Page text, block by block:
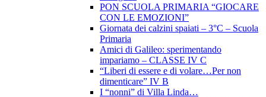
PON SCUOLA PRIMARIA “GIOCARE
CON LE EMOZIONI”
Giornata dei calzini spaiati – 3°C – Scuola
Primaria
Amici di Galileo: sperimentando
impariamo – CLASSE IV C
“Liberi di essere e di volare…Per non
dimenticare” IV B
I “nonni” di Villa Linda…